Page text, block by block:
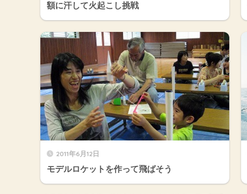
額に汗して火起こし挑戦
2011年6月12日
モデルロケットを作って飛ばそう